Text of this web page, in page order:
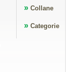
»Collane
»Categorie